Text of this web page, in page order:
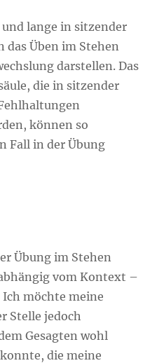
lange in sitzender
das Üben im Stehen
darstellen. Das
die in sitzender
können so
Fall in der Übung
Übung im Stehen
vom Kontext –
möchte meine
Stelle jedoch
Gesagten wohl
die meine